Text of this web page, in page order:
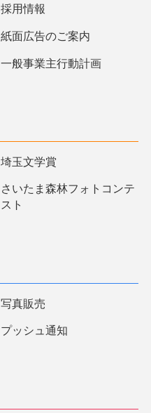
採用情報
紙面広告のご案内
一般事業主行動計画
埼玉文学賞
さいたま森林フォトコンテ
スト
写真販売
プッシュ通知